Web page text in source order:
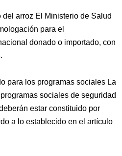
arroz El Ministerio de Salud
para el
donado o importado, con
para los programas sociales La
sociales de seguridad
estar constituido por
a lo establecido en el artículo